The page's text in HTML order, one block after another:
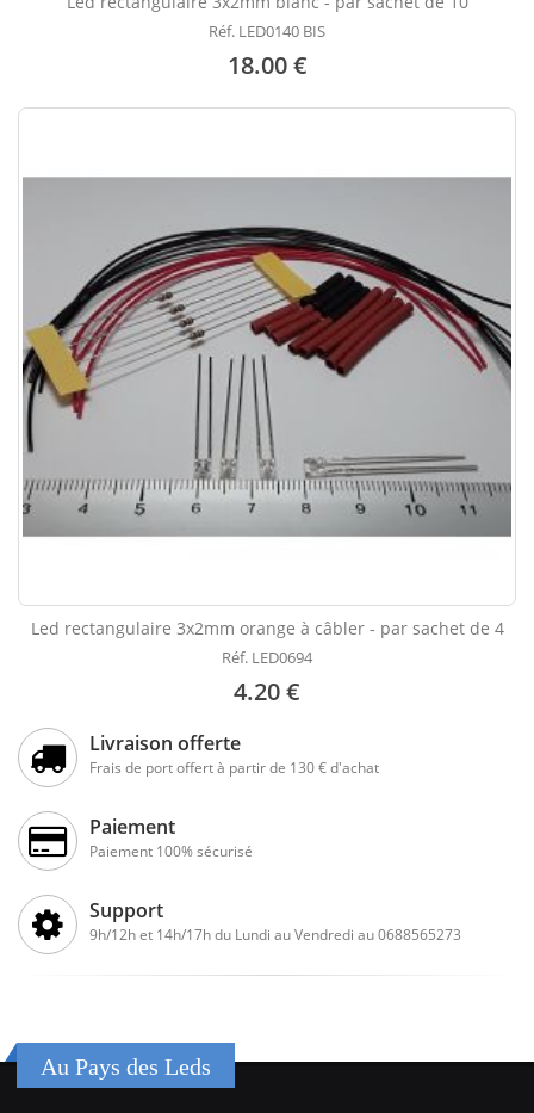
Réf. LED0140 BIS
18.00 €
Led rectangulaire 3x2mm orange à câbler - par sachet de 4
Réf. LED0694
4.20 €
Livraison offerte
Frais de port offert à partir de 130 € d'achat
Paiement
Paiement 100% sécurisé
Support
9h/12h et 14h/17h du Lundi au Vendredi au 0688565273
Au Pays des Leds